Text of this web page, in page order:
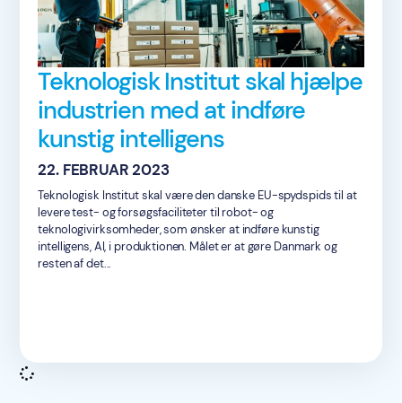
Teknologisk Institut skal hjælpe
industrien med at indføre
kunstig intelligens
22. FEBRUAR 2023
Teknologisk Institut skal være den danske EU-spydspids til at
levere test- og forsøgsfaciliteter til robot- og
teknologivirksomheder, som ønsker at indføre kunstig
intelligens, AI, i produktionen. Målet er at gøre Danmark og
resten af det...